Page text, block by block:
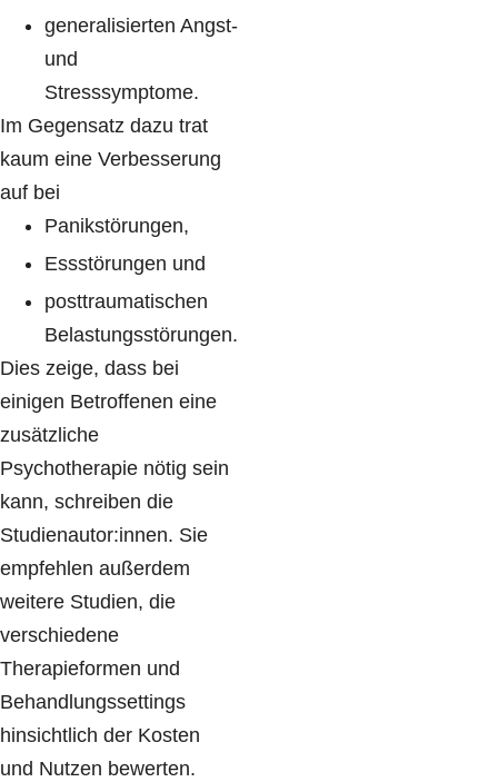
generalisierten Angst-
und
Stresssymptome.
Im Gegensatz dazu trat
kaum eine Verbesserung
auf bei
Panikstörungen,
Essstörungen und
posttraumatischen
Belastungsstörungen.
Dies zeige, dass bei
einigen Betroffenen eine
zusätzliche
Psychotherapie nötig sein
kann, schreiben die
Studienautor:innen. Sie
empfehlen außerdem
weitere Studien, die
verschiedene
Therapieformen und
Behandlungssettings
hinsichtlich der Kosten
und Nutzen bewerten.